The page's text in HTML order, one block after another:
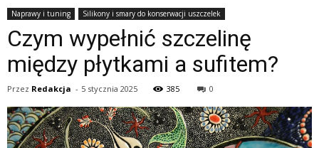
Naprawy i tuning Silikony i smary do konserwacji uszczelek
Czym wypełnić szczelinę
między płytkami a sufitem?
Przez Redakcja - 5 stycznia 2025 385 0